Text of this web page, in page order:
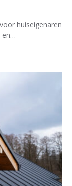
huiseigenaren
en…